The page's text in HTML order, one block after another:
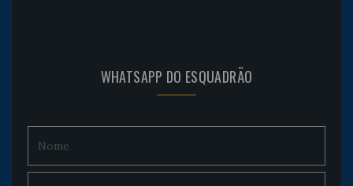
WHATSAPP DO ESQUADRÃO